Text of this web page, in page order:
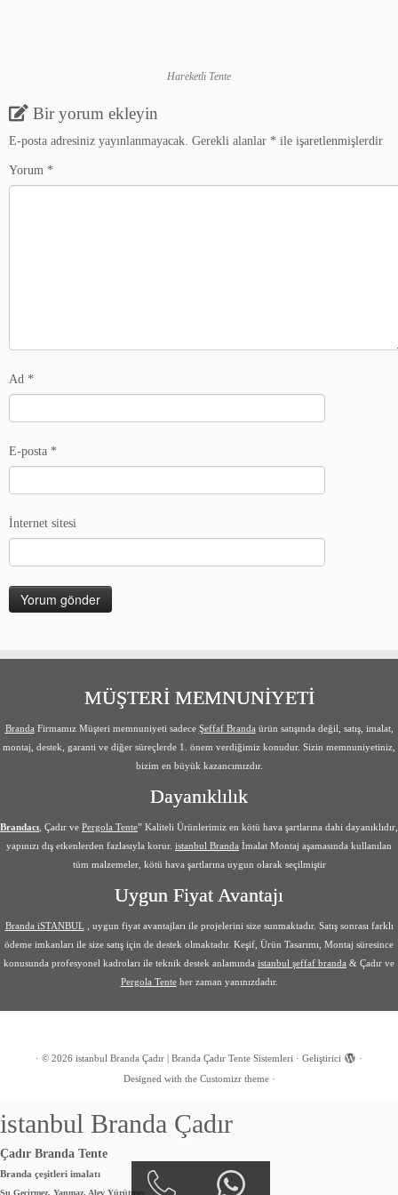
Hareketli Tente
Bir yorum ekleyin
E-posta adresiniz yayınlanmayacak. Gerekli alanlar * ile işaretlenmişlerdir
Yorum *
Ad *
E-posta *
İnternet sitesi
MÜŞTERİ MEMNUNİYETİ
Branda Firmamız Müşteri memnuniyeti sadece Şeffaf Branda ürün satışında değil, satış, imalat,
montaj, destek, garanti ve diğer süreçlerde 1. önem verdiğimiz konudur. Sizin memnuniyetiniz,
bizim en büyük kazancımızdır.
Dayanıklılık
Brandacı , Çadır ve Pergola Tente” Kaliteli Ürünlerimiz en kötü hava şartlarına dahi dayanıklıdır,
yapınızı dış etkenlerden fazlasıyla korur. istanbul Branda İmalat Montaj aşamasında kullanılan
tüm malzemeler, kötü hava şartlarına uygun olarak seçilmiştir
Uygun Fiyat Avantajı
Branda iSTANBUL , uygun fiyat avantajları ile projelerini size sunmaktadır. Satış sonrası farklı
ödeme imkanları ile size satış için de destek olmaktadır. Keşif, Ürün Tasarımı, Montaj süresince
konusunda profesyonel kadroları ile teknik destek anlamında istanbul şeffaf branda & Çadır ve
Pergola Tenteher zaman yanınızdadır.
· © 2026 istanbul Branda Çadır | Branda Çadır Tente Sistemleri · Geliştirici
·
Designed with the Customizr theme·
istanbul Branda Çadır
Çadır Branda Tente
Branda çeşitleri imalatı
Su Geçirmez, Yanmaz, Alev Yürütmez